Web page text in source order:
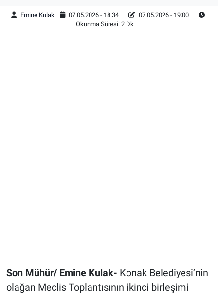
Emine Kulak 07.05.2026 - 18:34
07.05.2026 - 19:00
Okunma Süresi: 2 Dk
Son Mühür/ Emine Kulak- Konak Belediyesi’nin
olağan Meclis Toplantısının ikinci birleşimi